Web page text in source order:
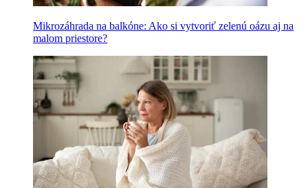
Mikrozáhrada na balkóne: Ako si vytvoriť zelenú oázu aj na
malom priestore?